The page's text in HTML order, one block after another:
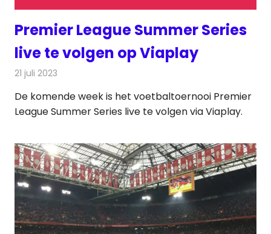
Premier League Summer Series
live te volgen op Viaplay
21 juli 2023
De komende week is het voetbaltoernooi Premier
League Summer Series live te volgen via Viaplay.